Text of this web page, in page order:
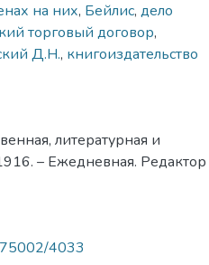
на них, Бейлис, дело
торговый договор,
Д.Н., книгоиздательство
литературная и
– Ежедневная. Редактор
4033